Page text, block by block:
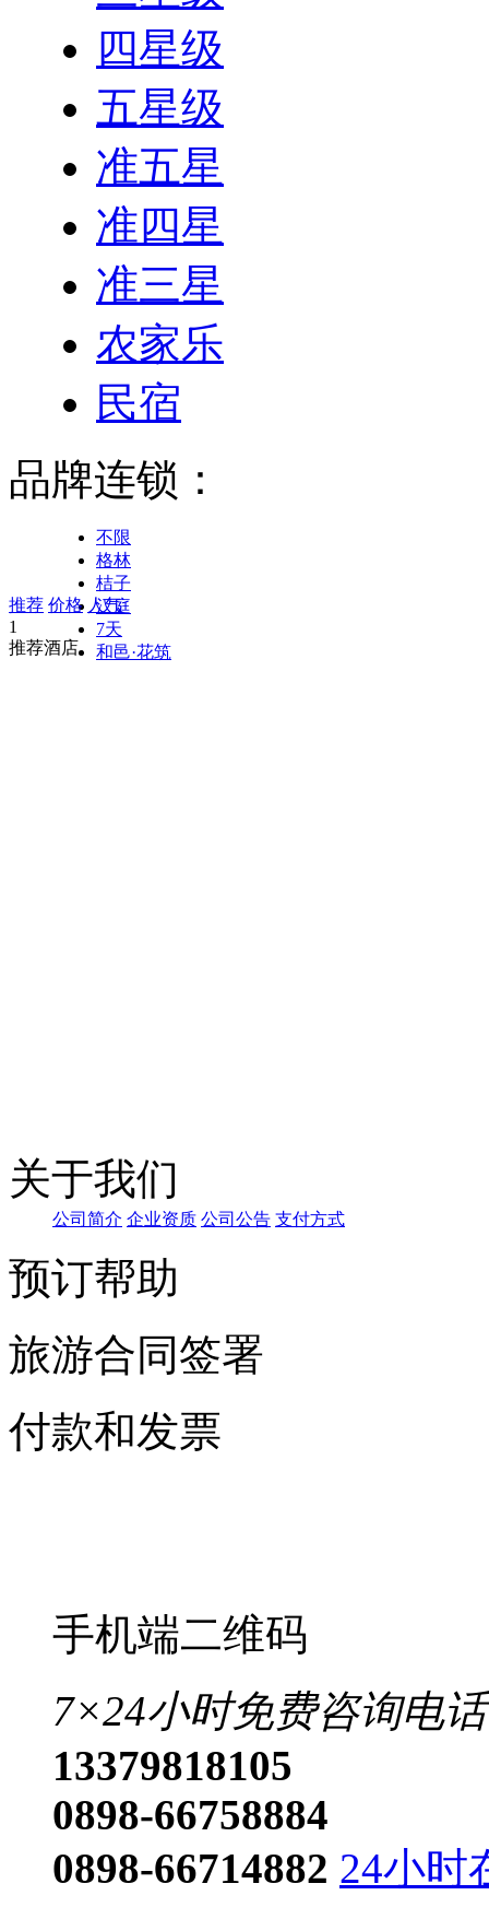
四星级
五星级
准五星
准四星
准三星
农家乐
民宿
品牌连锁：
不限
格林
桔子
汉庭
7天
和邑·花筑
推荐 价格 人气
1
推荐酒店
关于我们
公司简介 企业资质 公司公告 支付方式
预订帮助
旅游合同签署
付款和发票
手机端二维码
7×24小时免费咨询电话
13379818105
0898-66758884
0898-66714882 24小时